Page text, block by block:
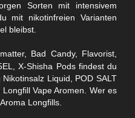
Sorten mit intensivem
mit nikotinfreien Varianten
bleibst.
Bad Candy, Flavorist,
X-Shisha Pods findest du
Liquid, POD SALT
Vape Aromen. Wer es
Longfills.